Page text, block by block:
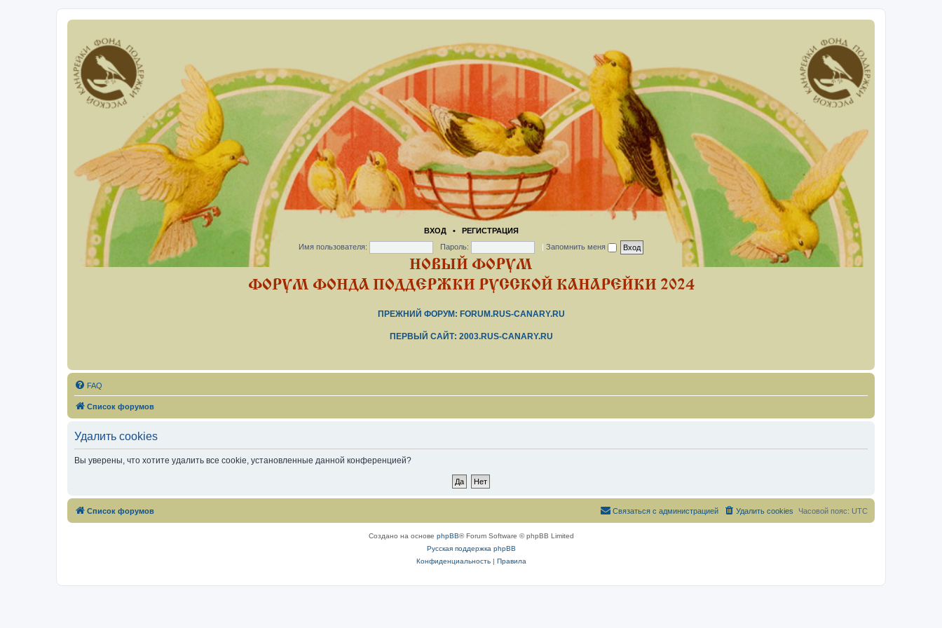
ВХОД• РЕГИСТРАЦИЯ
Имя пользователя:
Пароль: | Запомнить меня
НОВЫЙ ФОРУМ
ФОРУМ ФОНДА ПОДДЕРЖКИ РУССКОЙ КАНАРЕЙКИ 2024
ПРЕЖНИЙ ФОРУМ: FORUM.RUS-CANARY.RU
ПЕРВЫЙ САЙТ: 2003.RUS-CANARY.RU
FAQ
Список форумов
Удалить cookies
Вы уверены, что хотите удалить все cookie, установленные данной конференцией?
Список форумов Часовой пояс: UTC
Удалить cookies
Связаться с администрацией
Создано на основе phpBB® Forum Software © phpBB Limited
Русская поддержка phpBB
Конфиденциальность| Правила